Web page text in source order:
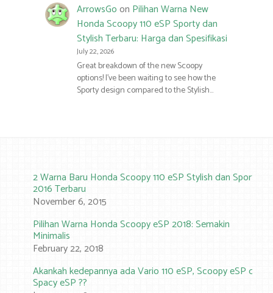
ArrowsGoon Pilihan Warna New
Honda Scoopy 110 eSP Sporty dan
Stylish Terbaru: Harga dan Spesifikasi
July 22, 2026
Great breakdown of the new Scoopy
options! I’ve been waiting to see how the
Sporty design compared to the Stylish…
2 Warna Baru Honda Scoopy 110 eSP Stylish dan Sporty
2016 Terbaru
November 6, 2015
Pilihan Warna Honda Scoopy eSP 2018: Semakin
Minimalis
February 22, 2018
Akankah kedepannya ada Vario 110 eSP, Scoopy eSP dan
Spacy eSP ??